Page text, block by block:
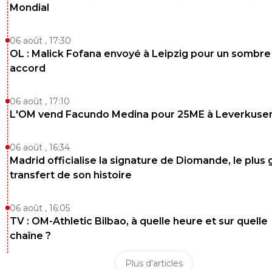
Mondial
06 août , 17:30
OL : Malick Fofana envoyé à Leipzig pour un sombre
accord
06 août , 17:10
L'OM vend Facundo Medina pour 25ME à
06 août , 16:34
Madrid officialise la signature de Diomande, le plus
transfert de son histoire
06 août , 16:05
TV : OM-Athletic Bilbao, à quelle heure et sur quelle
chaîne ?
Plus d'articles